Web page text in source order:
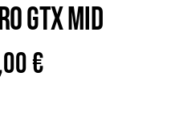
GTX MID
€